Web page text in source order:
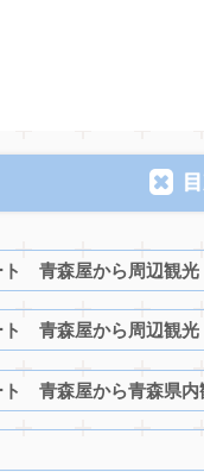
ト 青森屋から周辺観
ト 青森屋から周辺観
青森屋から青森県内